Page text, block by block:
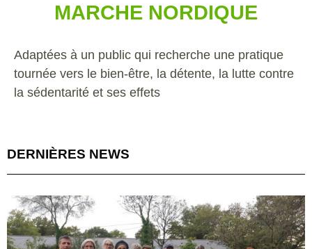
MARCHE NORDIQUE
Adaptées à un public qui recherche une pratique
tournée vers le bien-être, la détente, la lutte contre
la sédentarité et ses effets
DERNIÈRES NEWS